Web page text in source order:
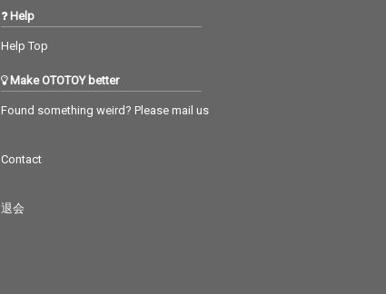
Help
Help Top
Make OTOTOY better
Found something weird? Please mail us
Contact
退会